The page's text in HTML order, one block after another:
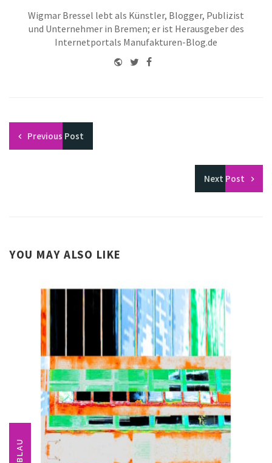
Wigmar Bressel lebt als Künstler, Blogger, Publizist
und Unternehmer in Bremen; er ist Herausgeber des
Internetportals Manufakturen-Blog.de
WebsiteTwitterFacebook
Previous Post
Next Post
YOU MAY ALSO LIKE
BLAU